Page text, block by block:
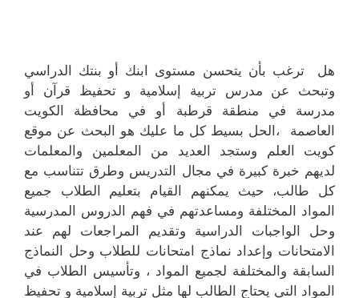
هل ترغب بأن يتحسن مستوى ابنك أو بنتك الدراسي
وتبحث عن مدرس تربية إسلامية و تحفيظ قرآن أو
مدرسة في منطقة قرطبة أو في محافظة الكويت
العاصمة ،الحل بسيط كل ما عليك هو البحث عن موقع
كويت العلم وستجد العديد من المعلمين والمعلمات
لديهم خبرة كبيرة في مجال التدريس وطرق تتناسب مع
كل طالب، حيث يمكنهم القيام بتعليم الطلاب جميع
المواد المختلفة ومساعدتهم في فهم الدروس المدرسية
وحل الواجبات الدراسية وتقديم المراجعات لهم عند
الامتحانات وإعداد نماذج امتحانات للطلاب وحل النماذج
السابقة والمختلفة لجميع المواد ، وتأسيس الطلاب في
المواد التي يحتاج الطالب لها مثل تربية إسلامية و تحفيظ